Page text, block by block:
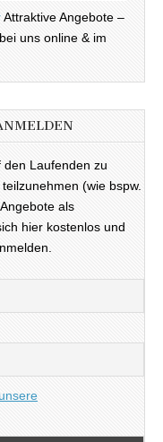
Attraktive Angebote –
uns online & im
den Laufenden zu
(wie bspw.
als
hier kostenlos und